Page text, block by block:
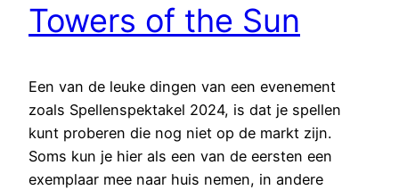
Towers of the Sun
Een van de leuke dingen van een evenement
zoals Spellenspektakel 2024, is dat je spellen
kunt proberen die nog niet op de markt zijn.
Soms kun je hier als een van de eersten een
exemplaar mee naar huis nemen, in andere